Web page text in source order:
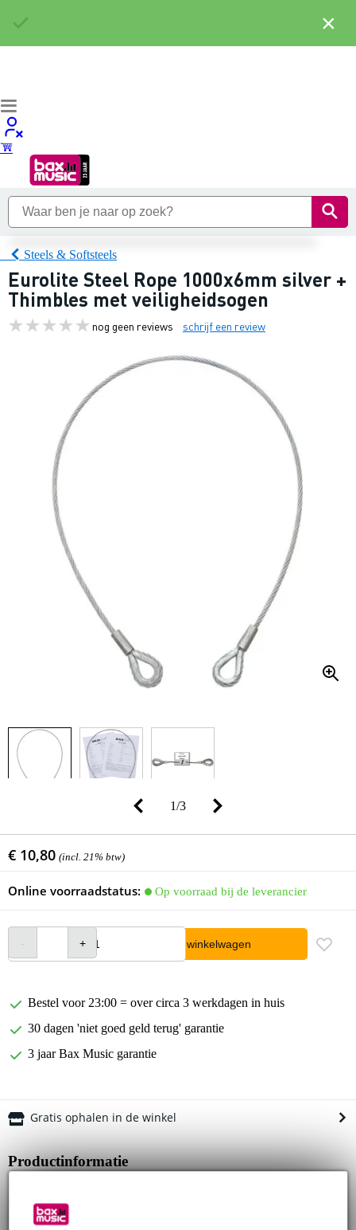
Steels & Softsteels
Eurolite Steel Rope 1000x6mm silver +
Thimbles met veiligheidsogen
nog geen reviews schrijf een review
1/3
€ 10,80 (incl. 21% btw)
Online voorraadstatus: Op voorraad bij de leverancier
In winkelwagen
Bestel voor 23:00 = over circa 3 werkdagen in huis
30 dagen 'niet goed geld terug' garantie
3 jaar Bax Music garantie
Gratis ophalen in de winkel
Productinformatie
veiligheidsogen aan uiteinden
×